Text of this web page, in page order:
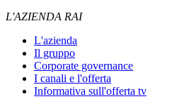
L'AZIENDA RAI
L'azienda
Il gruppo
Corporate governance
I canali e l'offerta
Informativa sull'offerta tv